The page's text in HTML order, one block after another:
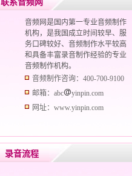
联系音频网
音频网是国内第一专业音频制作
机构，是我国成立时间较早、服
务口碑较好、音频制作水平较高
和具备丰富录音制作经验的专业
音频制作机构。
音频制作咨询：400-700-9100
邮箱：abc
yinpin.com
网址：www.yinpin.com
录音流程